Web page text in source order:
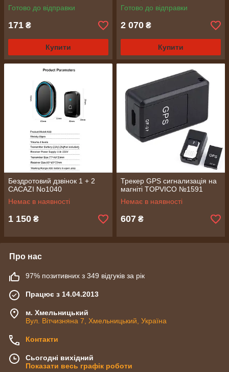
Готово до відправки
171 ₴
Купити
Готово до відправки
2 070 ₴
Купити
Бездротовий дзвінок 1 + 2
CACAZI No1040
Немає в наявності
1 150 ₴
Трекер GPS сигнализація на
магніті TOPVICO №1591
Немає в наявності
607 ₴
Про нас
97% позитивних з 349 відгуків за рік
Працює з 14.04.2013
м. Хмельницький
Вул. Вітчизняна 7, Хмельницький, Україна
Контакти
Сьогодні вихідний
Показати весь графік роботи